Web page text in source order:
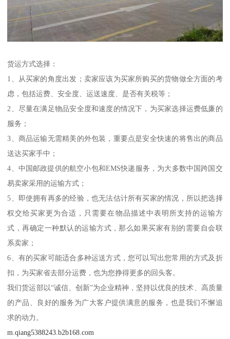
货运方式选择：
1、从买家的角度出发；卖家应该为买家所购买的货物做全方面的考
虑，包括运费、安全度、运送速度、是否有关税等；
2、尽量在满足物品安全度和速度的情况下，为买家选择运费低廉的
服务；
3、商品运输无需精美的外包装，重要点是安全快速的将售出的商品
送达买家手中；
4、中国邮政提供的航空小包和EMS快递服务，为大多数中国跨国交
易卖家采用的运输方式；
5、即使拥有再多的经验，也无法估计所有买家的情况，所以把选择
权交给买家更为合适，只需要在物品描述中表明所支持的运输方
式，再确定一种默认的运输方式，那么如果买家有别的需要自会联
系卖家；
6、有的买家可能适合多种运送方式，您可以写出您常用的方式及折
扣，为买家省去部分运费，也为您挣得更多的回头客。
我们货运部以“诚信、创新”为企业精神，坚持以优良的技术、高质量
的产品、良好的服务为广大客户提供满意的服务，也是我们不懈追
求的动力。
m.qiang5388243.b2b168.com